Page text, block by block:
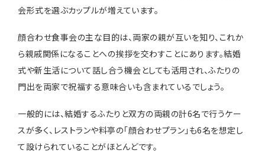
会形式を選ぶカップルが増えています。
顔合わせ食事会の主な目的は、両家の親が互いを知り、これか
ら親戚関係になることへの挨拶を交わすことにあります。結婚
式や新生活について話し合う機会としても活用され、ふたりの
門出を両家で祝福する意味合いも含まれているでしょう。
一般的には、結婚するふたりと双方の両親の計6名で行うケー
スが多く、レストランや料亭の「顔合わせプラン」も6名を想定し
て設けられていることがほとんどです。